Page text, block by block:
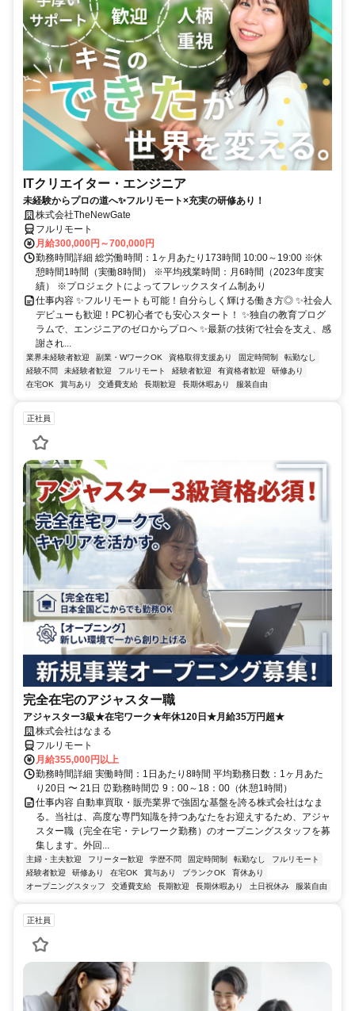
ITクリエイター・エンジニア
未経験からプロの道へ✨フルリモート×充実の研修あり！
株式会社TheNewGate
フルリモート
月給300,000円～700,000円
勤務時間詳細 総労働時間：1ヶ月あたり173時間 10:00～19:00 ※休
憩時間1時間（実働8時間） ※平均残業時間：月6時間（2023年度実
績） ※プロジェクトによってフレックスタイム制あり
仕事内容 ✨フルリモートも可能！自分らしく輝ける働き方◎ ✨社会人
デビューも歓迎！PC初心者でも安心スタート！ ✨独自の教育プログ
ラムで、エンジニアのゼロからプロへ ✨最新の技術で社会を支え、感
謝され...
業界未経験者歓迎 副業・WワークOK 資格取得支援あり 固定時間制
転勤なし
経験不問
未経験者歓迎 フルリモート 経験者歓迎 有資格者歓迎
研修あり
在宅OK
賞与あり 交通費支給 長期歓迎 長期休暇あり 服装自由
正社員
完全在宅のアジャスター職
アジャスター3級★在宅ワーク★年休120日★月給35万円超★
株式会社はなまる
フルリモート
月給355,000円以上
勤務時間詳細 実働時間：1日あたり8時間 平均勤務日数：1ヶ月あた
り20日 〜 21日 ⏰勤務時間⏰ 9：00～18：00（休憩1時間）
仕事内容 自動車買取・販売業界で強固な基盤を誇る株式会社はなま
る。当社は、高度な専門知識を持つあなたをお迎えするため、アジャ
スター職（完全在宅・テレワーク勤務）のオープニングスタッフを募
集します。外回...
主婦・主夫歓迎 フリーター歓迎 学歴不問 固定時間制 転勤なし
フルリモート
経験者歓迎
研修あり 在宅OK 賞与あり ブランクOK
育休あり
オープニングスタッフ
交通費支給 長期歓迎 長期休暇あり 土日祝休み 服装自由
正社員